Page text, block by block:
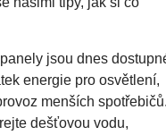
jsou dnes
energie pro osvětlení,
menších
dešťovou vodu,